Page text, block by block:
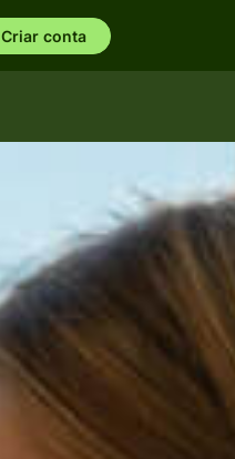
Criar conta